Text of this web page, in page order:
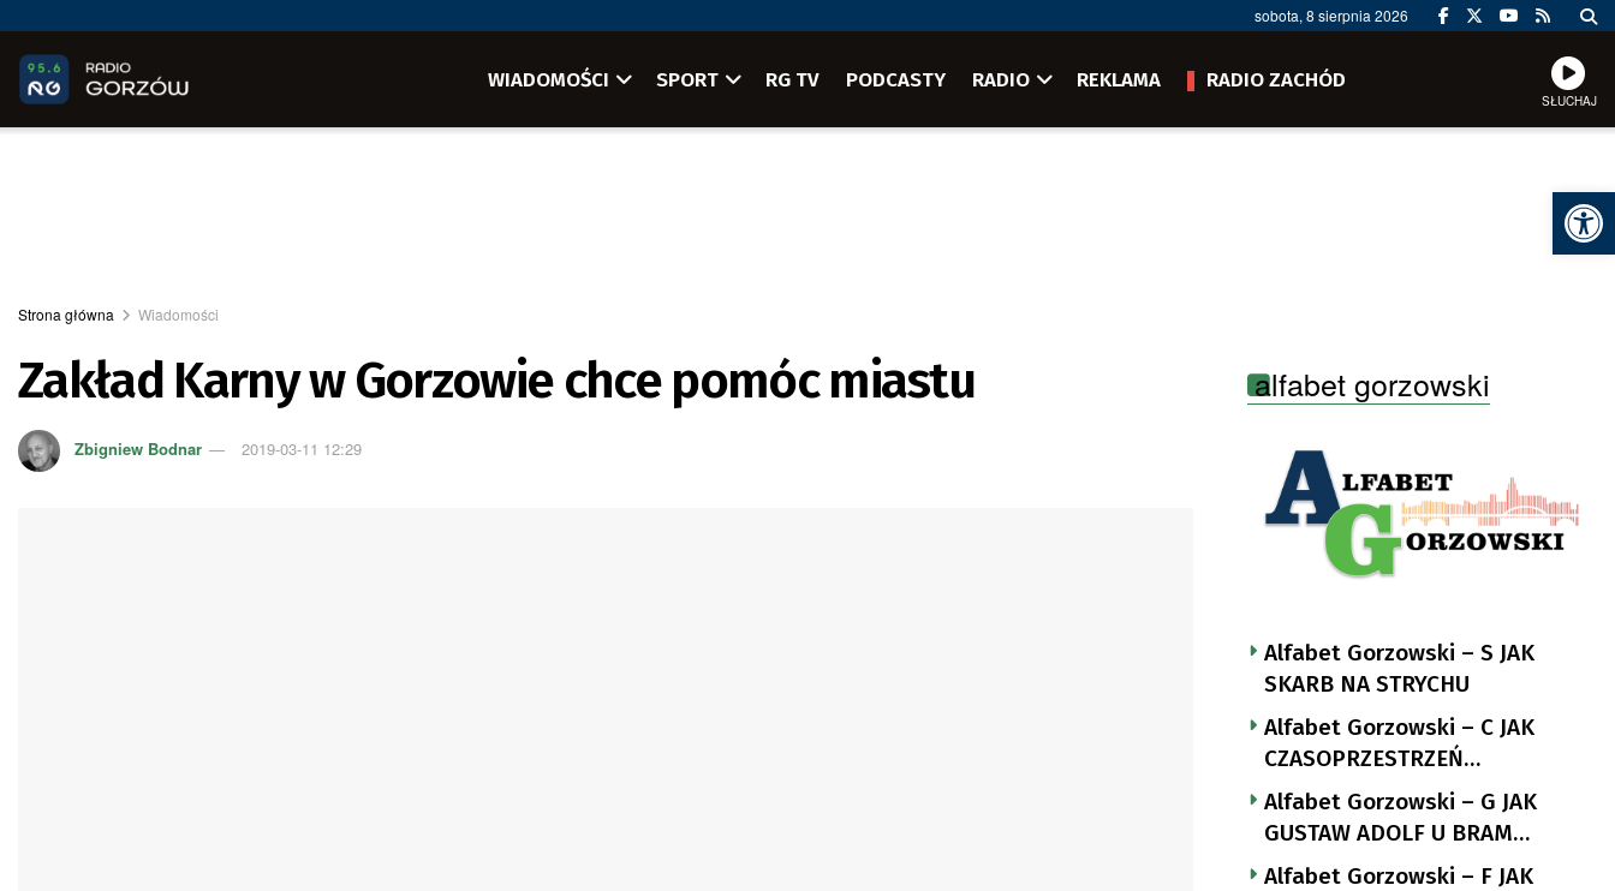
sobota, 8 sierpnia 2026
WIADOMOŚCI SPORT RG TV PODCASTY RADIO REKLAMA RADIO ZACHÓD
SŁUCHAJ
Strona główna Wiadomości
Zakład Karny w Gorzowie chce pomóc miastu
Zbigniew Bodnar 2019-03-11 12:29
alfabet gorzowski
Alfabet Gorzowski – S JAK
SKARB NA STRYCHU
Alfabet Gorzowski – C JAK
CZASOPRZESTRZEŃ
NUTTGENSA
Alfabet Gorzowski – G JAK
GUSTAW ADOLF U BRAM
LANDSBERGA
Alfabet Gorzowski – F JAK